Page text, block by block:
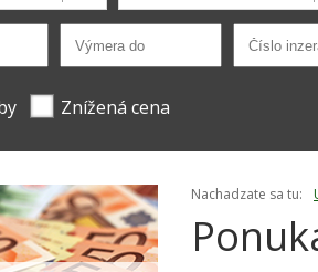
Znížená cena
Nachadzate sa tu: